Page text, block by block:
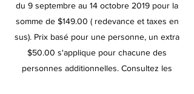
du 9 septembre au 14 octobre 2019 pour la
somme de $149.00 ( redevance et taxes en
sus). Prix basé pour une personne, un extra
$50.00 s'applique pour chacune des
personnes additionnelles. Consultez les